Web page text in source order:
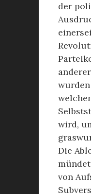
der
wird,
Die
von